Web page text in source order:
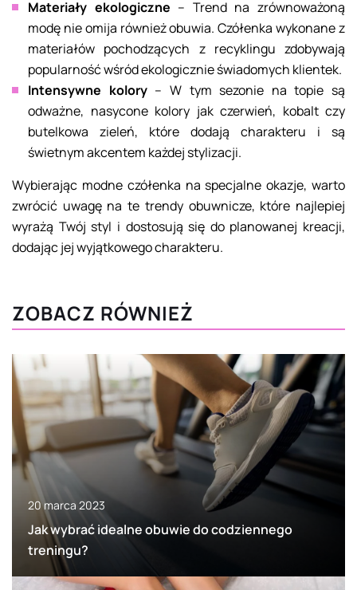
Materiały ekologiczne – Trend na zrównoważoną
modę nie omija również obuwia. Czółenka wykonane z
materiałów pochodzących z recyklingu zdobywają
popularność wśród ekologicznie świadomych klientek.
Intensywne kolory– W tym sezonie na topie są
odważne, nasycone kolory jak czerwień, kobalt czy
butelkowa zieleń, które dodają charakteru i są
świetnym akcentem każdej stylizacji.
Wybierając modne czółenka na specjalne okazje, warto
zwrócić uwagę na te trendy obuwnicze, które najlepiej
wyrażą Twój styl i dostosują się do planowanej kreacji,
dodając jej wyjątkowego charakteru.
ZOBACZ RÓWNIEŻ
20 marca 2023
Jak wybrać idealne obuwie do codziennego
treningu?